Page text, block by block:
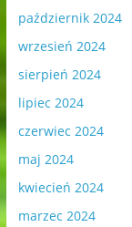
październik 2024
wrzesień 2024
sierpień 2024
lipiec 2024
czerwiec 2024
maj 2024
kwiecień 2024
marzec 2024